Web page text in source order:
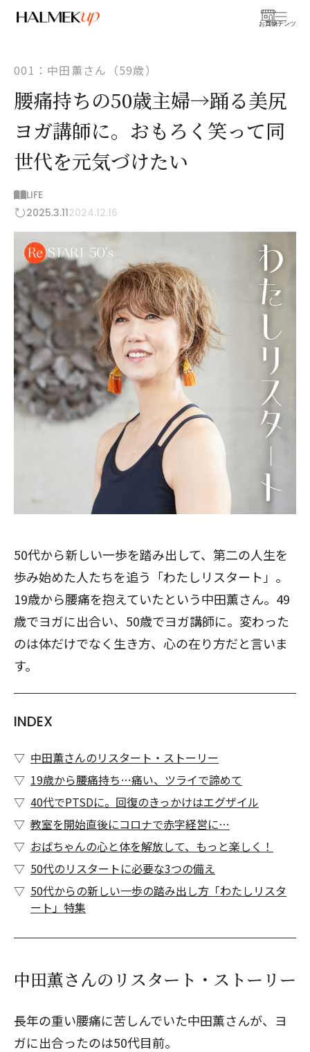
お買物
コンテンツ
001：中田薫さん（59歳）
腰痛持ちの50歳主婦→踊る美尻
ヨガ講師に。おもろく笑って同
世代を元気づけたい
LIFE
2025.3.112024.12.16
50代から新しい一歩を踏み出して、第二の人生を
歩み始めた人たちを追う「わたしリスタート」。
19歳から腰痛を抱えていたという中田薫さん。49
歳でヨガに出合い、50歳でヨガ講師に。変わった
のは体だけでなく生き方、心の在り方だと言いま
す。
INDEX
中田薫さんのリスタート・ストーリー
19歳から腰痛持ち…痛い、ツライで諦めて
40代でPTSDに。回復のきっかけはエグザイル
教室を開始直後にコロナで赤字経営に…
おばちゃんの心と体を解放して、もっと楽しく！
50代のリスタートに必要な3つの備え
50代からの新しい一歩の踏み出し方「わたしリスタ
ート」特集
中田薫さんのリスタート・ストーリー
長年の重い腰痛に苦しんでいた中田薫さんが、ヨ
ガに出合ったのは50代目前。